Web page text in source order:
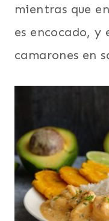
mientras que
es encocado, y
camarones en